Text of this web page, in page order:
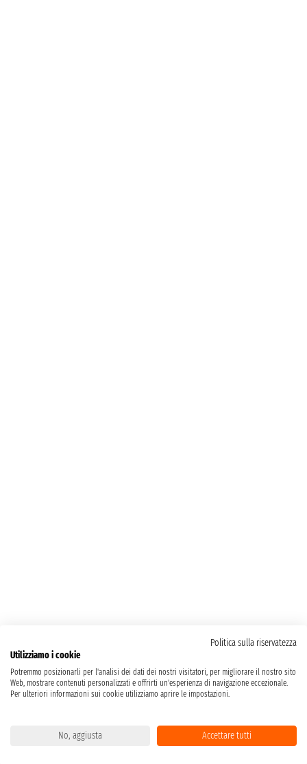
Politica sulla riservatezza
Utilizziamo i cookie
Potremmo posizionarli per l'analisi dei dati dei nostri visitatori, per migliorare il nostro sito
Web, mostrare contenuti personalizzati e offrirti un'esperienza di navigazione eccezionale.
Per ulteriori informazioni sui cookie utilizziamo aprire le impostazioni.
No, aggiusta Accettare tutti